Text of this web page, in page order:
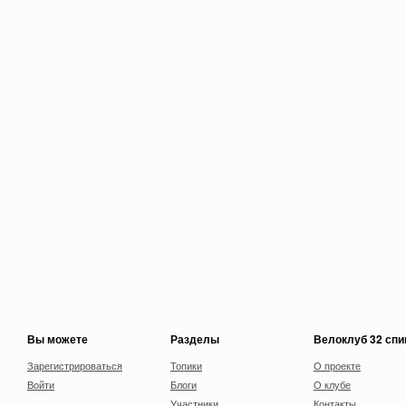
Вы можете
Зарегистрироваться
Войти
Разделы
Топики
Блоги
Велоклуб 32
О проекте
О клубе